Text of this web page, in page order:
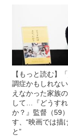
【もっと読む】
調症かもしれな
えなかった家族
して…『どうす
か？』監督（59
す、“映画では描
と”